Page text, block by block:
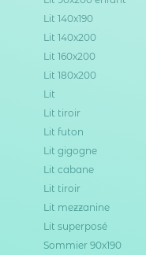
Lit 140x190
Lit 140x200
Lit 160x200
Lit 180x200
Lit
Lit tiroir
Lit futon
Lit gigogne
Lit cabane
Lit tiroir
Lit mezzanine
Lit superposé
Sommier 90x190